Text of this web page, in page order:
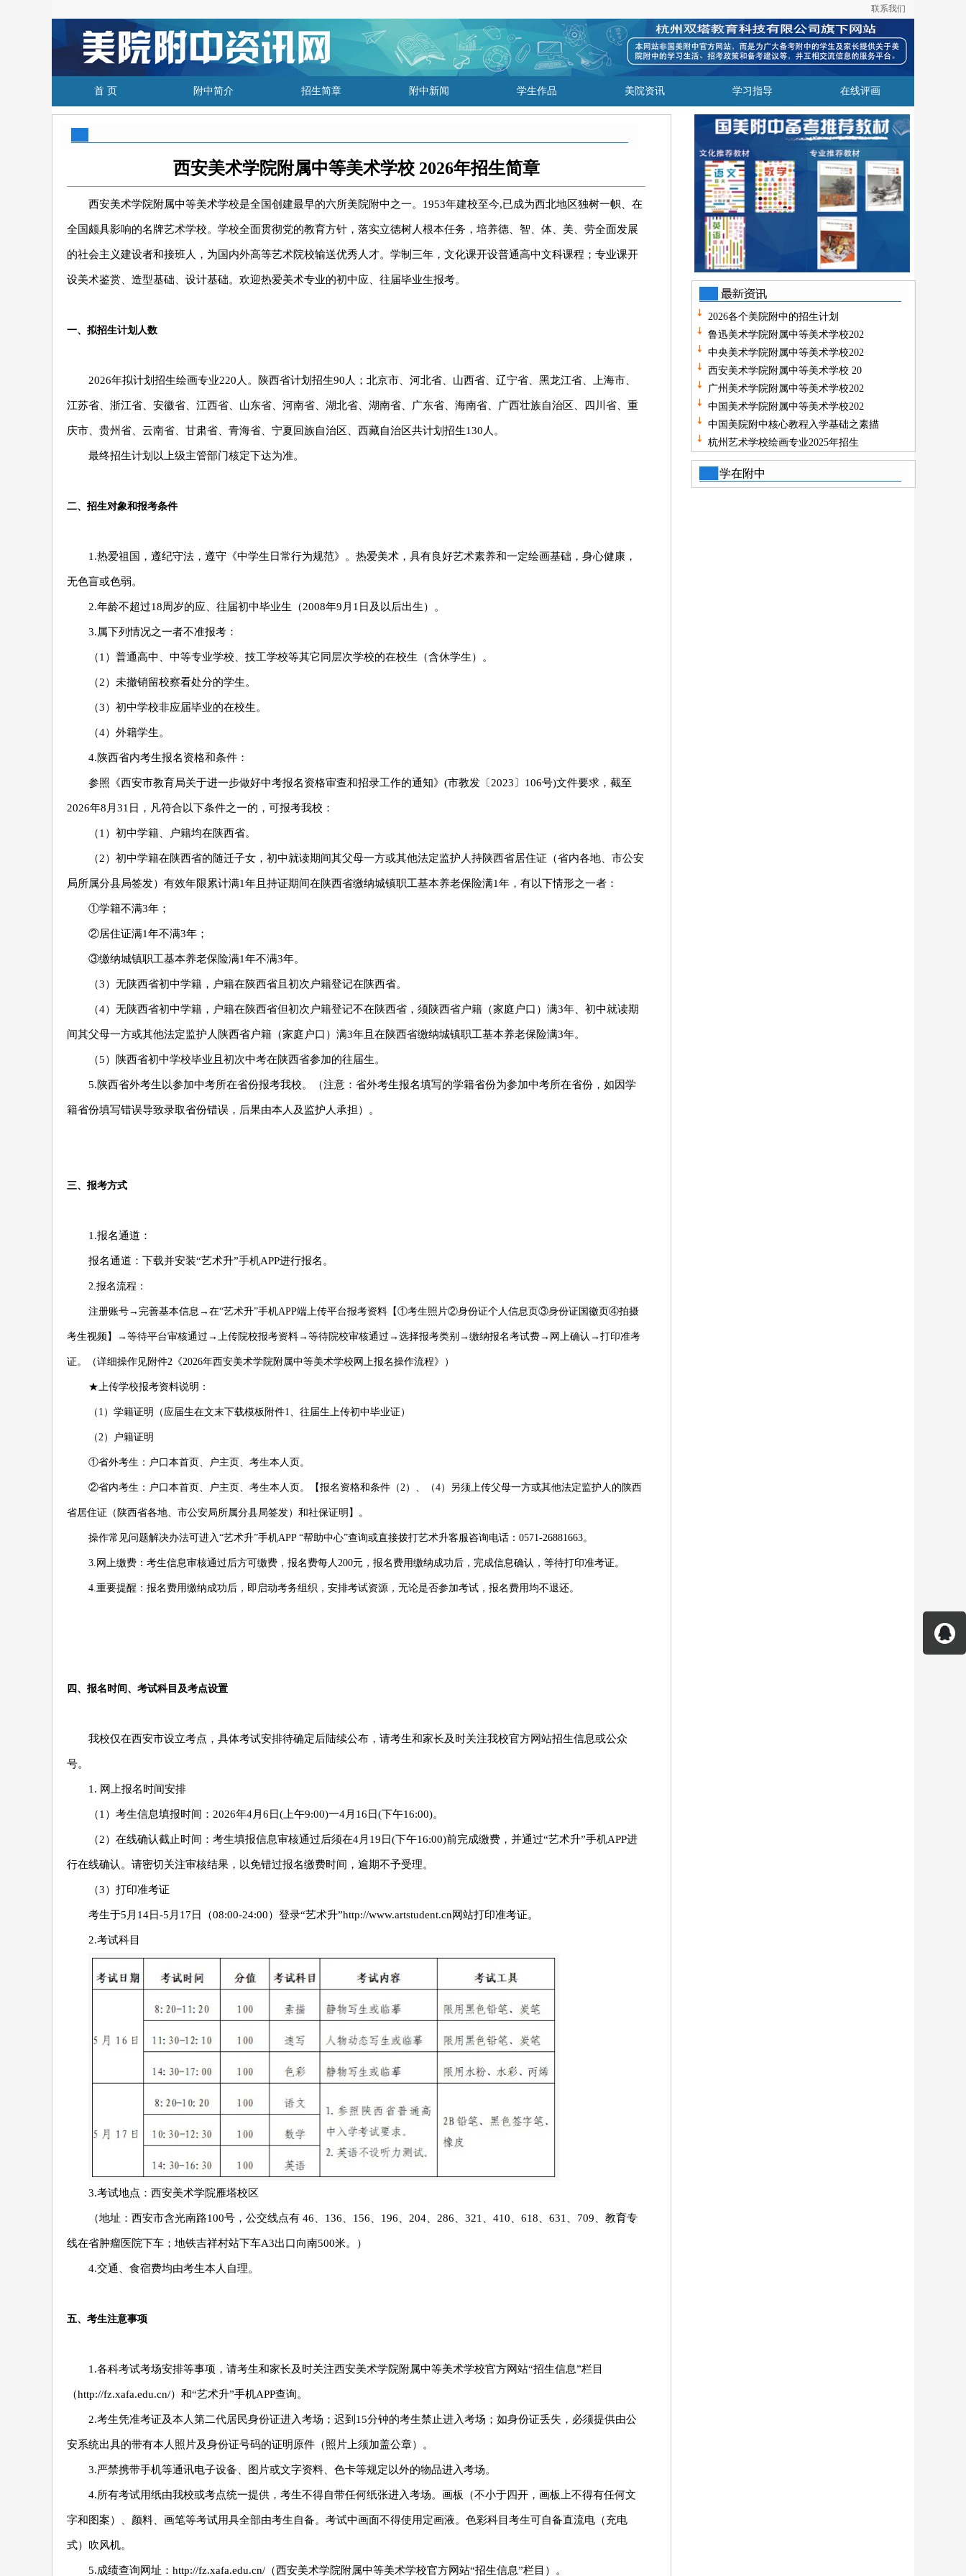
联系我们
首 页 附中简介 招生简章 附中新闻 学生作品 美院资讯 学习指导 在线评画
西安美术学院附属中等美术学校 2026年招生简章
西安美术学院附属中等美术学校是全国创建最早的六所美院附中之一。1953年建校至今,已成为西北地区独树一帜、在
全国颇具影响的名牌艺术学校。学校全面贯彻党的教育方针，落实立德树人根本任务，培养德、智、体、美、劳全面发展
的社会主义建设者和接班人，为国内外高等艺术院校输送优秀人才。学制三年，文化课开设普通高中文科课程；专业课开
设美术鉴赏、造型基础、设计基础。欢迎热爱美术专业的初中应、往届毕业生报考。
一、拟招生计划人数
2026年拟计划招生绘画专业220人。陕西省计划招生90人； 北京市、河北省、山西省、辽宁省、黑龙江省、上海市、
江苏省、浙江省、安徽省、江西省、山东省、河南省、湖北省、湖南省、广东省、海南省、广西壮族自治区、四川省、重
庆市、贵州省、云南省、甘肃省、青海省、宁夏回族自治区、西藏自治区共计划招生130人。
最终招生计划以上级主管部门核定下达为准。
二、招生对象和报考条件
1.热爱祖国，遵纪守法，遵守《中学生日常行为规范》。热爱美术，具有良好艺术素养和一定绘画基础，身心健康，
无色盲或色弱。
2.年龄不超过18周岁的应、往届初中毕业生（2008年9月1日及以后出生）。
3.属下列情况之一者不准报考：
（1）普通高中、中等专业学校、技工学校等其它同层次学校的在校生（含休学生）。
（2）未撤销留校察看处分的学生。
（3）初中学校非应届毕业的在校生。
（4）外籍学生。
4.陕西省内考生报名资格和条件：
参照《西安市教育局关于进一步做好中考报名资格审查和招录工作的通知》(市教发〔2023〕106号)文件要求，截至
2026年8月31日，凡符合以下条件之一的，可报考我校：
（1）初中学籍、户籍均在陕西省。
（2）初中学籍在陕西省的随迁子女，初中就读期间其父母一方或其他法定监护人持陕西省居住证（省内各地、市公安
局所属分县局签发）有效年限累计满1年且持证期间在陕西省缴纳城镇职工基本养老保险满1年，有以下情形之一者：
①学籍不满3年；
②居住证满1年不满3年；
③缴纳城镇职工基本养老保险满1年不满3年。
（3）无陕西省初中学籍，户籍在陕西省且初次户籍登记在陕西省。
（4）无陕西省初中学籍，户籍在陕西省但初次户籍登记不在陕西省，须陕西省户籍（家庭户口）满3年、初中就读期
间其父母一方或其他法定监护人陕西省户籍（家庭户口）满3年且在陕西省缴纳城镇职工基本养老保险满3年。
（5）陕西省初中学校毕业且初次中考在陕西省参加的往届生。
5.陕西省外考生以参加中考所在省份报考我校。（注意：省外考生报名填写的学籍省份为参加中考所在省份，如因学
籍省份填写错误导致录取省份错误，后果由本人及监护人承担）。
三、报考方式
1.报名通道：
报名通道：下载并安装“艺术升”手机APP进行报名。
2.报名流程：
注册账号→完善基本信息→在“艺术升”手机APP端上传平台报考资料【①考生照片②身份证个人信息页③身份证国徽页④拍摄
考生视频】→等待平台审核通过→上传院校报考资料→等待院校审核通过→选择报考类别→缴纳报名考试费→网上确认→打印准考
证。（详细操作见附件2《2026年西安美术学院附属中等美术学校网上报名操作流程》）
★上传学校报考资料说明：
（1）学籍证明（应届生在文末下载模板附件1、往届生上传初中毕业证）
（2）户籍证明
①省外考生：户口本首页、户主页、考生本人页。
②省内考生：户口本首页、户主页、考生本人页。【报名资格和条件（2）、（4）另须上传父母一方或其他法定监护人的陕西
省居住证（陕西省各地、市公安局所属分县局签发）和社保证明】。
操作常见问题解决办法可进入“艺术升”手机APP “帮助中心”查询或直接拨打艺术升客服咨询电话：0571-26881663。
3.网上缴费：考生信息审核通过后方可缴费，报名费每人200元，报名费用缴纳成功后，完成信息确认，等待打印准考证。
4.重要提醒：报名费用缴纳成功后，即启动考务组织，安排考试资源，无论是否参加考试，报名费用均不退还。
四、报名时间、考试科目及考点设置
我校仅在西安市设立考点，具体考试安排待确定后陆续公布，请考生和家长及时关注我校官方网站招生信息或公众
号。
1. 网上报名时间安排
（1）考生信息填报时间：2026年4月6日(上午9:00)一4月16日(下午16:00)。
（2）在线确认截止时间：考生填报信息审核通过后须在4月19日(下午16:00)前完成缴费，并通过“艺术升”手机APP进
行在线确认。请密切关注审核结果，以免错过报名缴费时间，逾期不予受理。
（3）打印准考证
考生于5月14日-5月17日（08:00-24:00）登录“艺术升”http://www.artstudent.cn网站打印准考证。
2.考试科目
3.考试地点：西安美术学院雁塔校区
（地址：西安市含光南路100号，公交线点有 46、136、156、196、204、286、321、410、618、631、709、教育专
线在省肿瘤医院下车；地铁吉祥村站下车A3出口向南500米。）
4.交通、食宿费均由考生本人自理。
五、考生注意事项
1.各科考试考场安排等事项，请考生和家长及时关注西安美术学院附属中等美术学校官方网站“招生信息”栏目
（http://fz.xafa.edu.cn/）和“艺术升”手机APP查询。
2.考生凭准考证及本人第二代居民身份证进入考场；迟到15分钟的考生禁止进入考场；如身份证丢失，必须提供由公
安系统出具的带有本人照片及身份证号码的证明原件（照片上须加盖公章）。
3.严禁携带手机等通讯电子设备、图片或文字资料、色卡等规定以外的物品进入考场。
4.所有考试用纸由我校或考点统一提供，考生不得自带任何纸张进入考场。画板（不小于四开，画板上不得有任何文
字和图案）、颜料、画笔等考试用具全部由考生自备。考试中画面不得使用定画液。色彩科目考生可自备直流电（充电
式）吹风机。
5.成绩查询网址：http://fz.xafa.edu.cn/（西安美术学院附属中等美术学校官方网站“招生信息”栏目）。
2026各个美院附中的招生计划
鲁迅美术学院附属中等美术学校202
中央美术学院附属中等美术学校202
西安美术学院附属中等美术学校 20
广州美术学院附属中等美术学校202
中国美术学院附属中等美术学校202
中国美院附中核心教程入学基础之素描
杭州艺术学校绘画专业2025年招生
学在附中